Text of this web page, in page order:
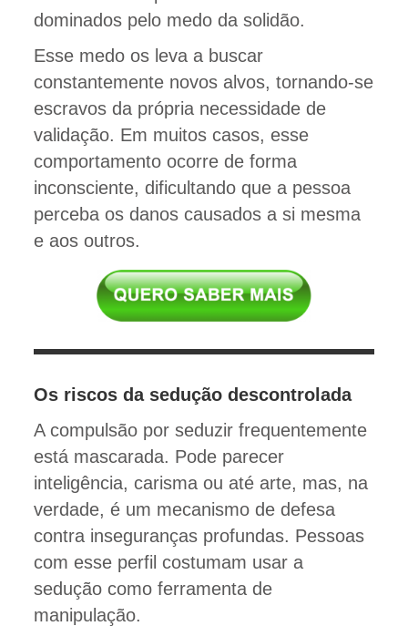
dominados pelo medo da solidão.
Esse medo os leva a buscar
constantemente novos alvos, tornando-se
escravos da própria necessidade de
validação. Em muitos casos, esse
comportamento ocorre de forma
inconsciente, dificultando que a pessoa
perceba os danos causados a si mesma
e aos outros.
Os riscos da sedução descontrolada
A compulsão por seduzir frequentemente
está mascarada. Pode parecer
inteligência, carisma ou até arte, mas, na
verdade, é um mecanismo de defesa
contra inseguranças profundas. Pessoas
com esse perfil costumam usar a
sedução como ferramenta de
manipulação.